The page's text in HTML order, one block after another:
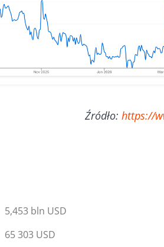
Źródło: https://
5,453 bln USD
65 303 USD